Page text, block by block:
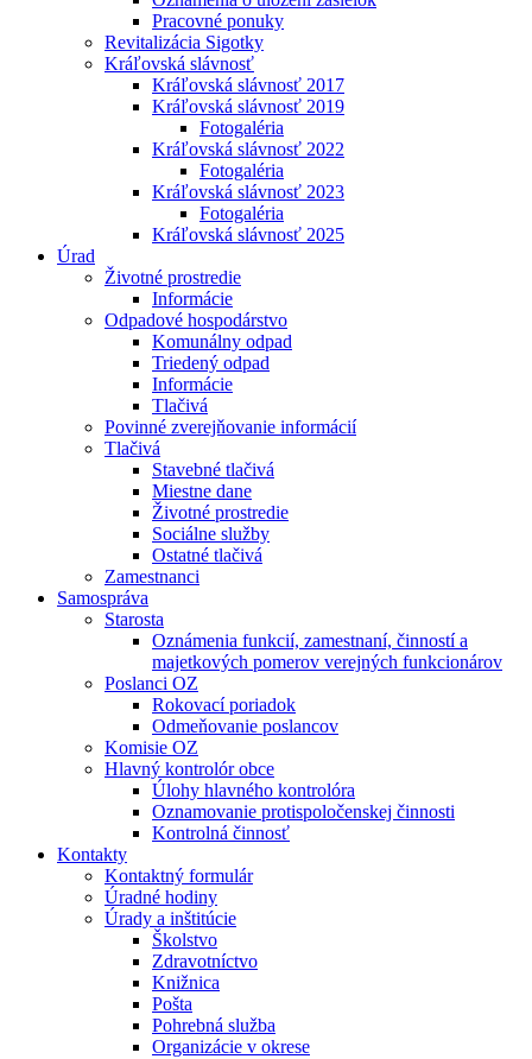
Pracovné ponuky
Revitalizácia Sigotky
Kráľovská slávnosť
Kráľovská slávnosť 2017
Kráľovská slávnosť 2019
Fotogaléria
Kráľovská slávnosť 2022
Fotogaléria
Kráľovská slávnosť 2023
Fotogaléria
Kráľovská slávnosť 2025
Úrad
Životné prostredie
Informácie
Odpadové hospodárstvo
Komunálny odpad
Triedený odpad
Informácie
Tlačivá
Povinné zverejňovanie informácií
Tlačivá
Stavebné tlačivá
Miestne dane
Životné prostredie
Sociálne služby
Ostatné tlačivá
Zamestnanci
Samospráva
Starosta
Oznámenia funkcií, zamestnaní, činností a
majetkových pomerov verejných funkcionárov
Poslanci OZ
Rokovací poriadok
Odmeňovanie poslancov
Komisie OZ
Hlavný kontrolór obce
Úlohy hlavného kontrolóra
Oznamovanie protispoločenskej činnosti
Kontrolná činnosť
Kontakty
Kontaktný formulár
Úradné hodiny
Úrady a inštitúcie
Školstvo
Zdravotníctvo
Knižnica
Pošta
Pohrebná služba
Organizácie v okrese